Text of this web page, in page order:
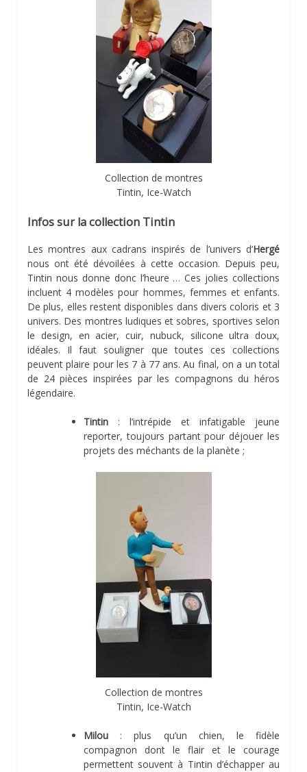
Collection de montres
Tintin, Ice-Watch
Infos sur la collection Tintin
Les montres aux cadrans inspirés de l’univers d’Hergé
nous ont été dévoilées à cette occasion. Depuis peu,
Tintin nous donne donc l’heure … Ces jolies collections
incluent 4 modèles pour hommes, femmes et enfants.
De plus, elles restent disponibles dans divers coloris et 3
univers. Des montres ludiques et sobres, sportives selon
le design, en acier, cuir, nubuck, silicone ultra doux,
idéales. Il faut souligner que toutes ces collections
peuvent plaire pour les 7 à 77 ans. Au final, on a un total
de 24 pièces inspirées par les compagnons du héros
légendaire.
Tintin : l’intrépide et infatigable jeune
reporter, toujours partant pour déjouer les
projets des méchants de la planète ;
Collection de montres
Tintin, Ice-Watch
Milou : plus qu’un chien, le fidèle
compagnon dont le flair et le courage
permettent souvent à Tintin d’échapper au